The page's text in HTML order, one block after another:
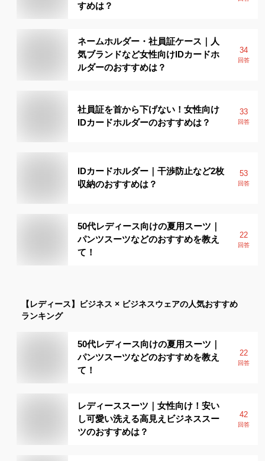
すめは？
ネームホルダー・社員証ケース｜人
気ブランドなど女性向けIDカードホ
ルダーのおすすめは？
34
回答
社員証を首から下げない！女性向け
IDカードホルダーのおすすめは？
33
回答
IDカードホルダー｜干渉防止など2枚
収納のおすすめは？
53
回答
50代レディース向けの夏用スーツ｜
パンツスーツなどのおすすめを教え
て！
22
回答
【レディース】 ビジネス × ビジネスウェアの人気おすすめ
ランキング
50代レディース向けの夏用スーツ｜
パンツスーツなどのおすすめを教え
て！
22
回答
レディーススーツ｜女性向け！安い
し可愛い洗える高見えビジネススー
ツのおすすめは？
42
回答